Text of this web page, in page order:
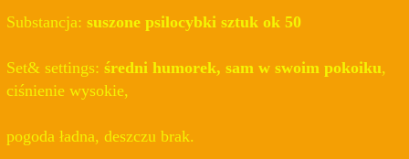
Substancja: suszone psilocybki sztuk ok 50
Set& settings: średni humorek, sam w swoim pokoiku,
ciśnienie wysokie,
pogoda ładna, deszczu brak.